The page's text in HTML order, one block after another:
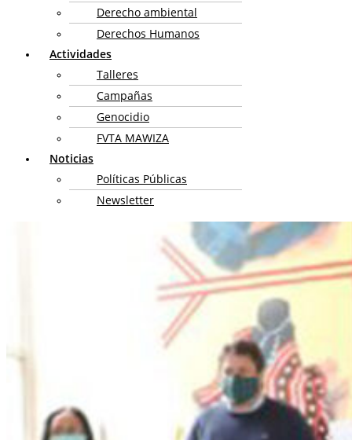
Derecho ambiental
Derechos Humanos
Actividades
Talleres
Campañas
Genocidio
FVTA MAWIZA
Noticias
Políticas Públicas
Newsletter